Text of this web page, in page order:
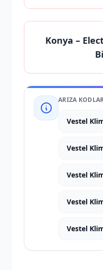
Konya –
ARIZA
Vestel
Vestel
Vestel
Vestel
Vestel